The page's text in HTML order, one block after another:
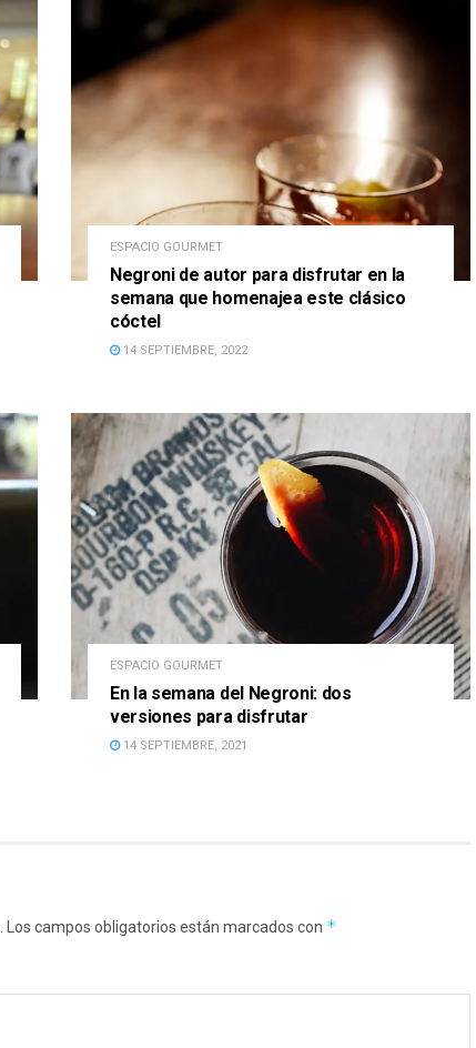
ESPACIO GOURMET
Negroni de autor para disfrutar en la
semana que homenajea este clásico
cóctel
14 SEPTIEMBRE, 2022
ESPACIO GOURMET
En la semana del Negroni: dos
versiones para disfrutar
14 SEPTIEMBRE, 2021
Los campos obligatorios están marcados con *